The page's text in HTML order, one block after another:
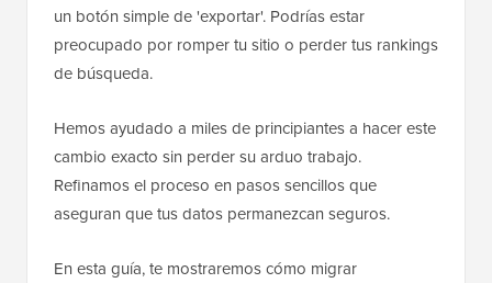
un botón simple de 'exportar'. Podrías estar
preocupado por romper tu sitio o perder tus rankings
de búsqueda.
Hemos ayudado a miles de principiantes a hacer este
cambio exacto sin perder su arduo trabajo.
Refinamos el proceso en pasos sencillos que
aseguran que tus datos permanezcan seguros.
En esta guía, te mostraremos cómo migrar